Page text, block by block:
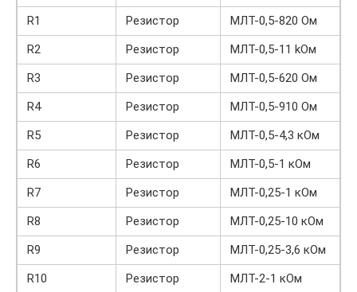
R1
Резистор
МЛТ-0,5-820 Ом
R2
Резистор
МЛТ-0,5-11 kОм
R3
Резистор
МЛТ-0,5-620 Ом
R4
Резистор
МЛТ-0,5-910 Ом
R5
Резистор
МЛТ-0,5-4,3 кОм
R6
Резистор
МЛТ-0,5-1 кОм
R7
Резистор
МЛТ-0,25-1 кОм
R8
Резистор
МЛТ-0,25-10 кОм
R9
Резистор
МЛТ-0,25-3,6 кОм
R10
Резистор
МЛТ-2-1 кОм